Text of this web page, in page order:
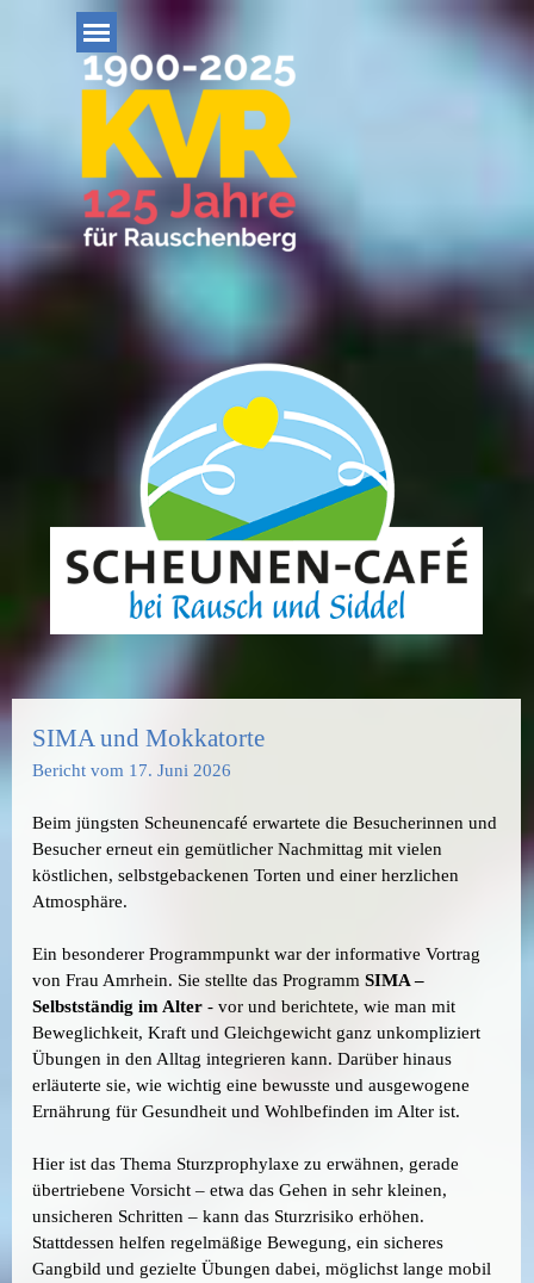
Direkt zum Seiteninhalt
SIMA und Mokkatorte
Bericht vom 17. Juni 2026
Beim jüngsten Scheunencafé erwartete die Besucherinnen und
Besucher erneut ein gemütlicher Nachmittag mit vielen
köstlichen, selbstgebackenen Torten und einer herzlichen
Atmosphäre.
Ein besonderer Programmpunkt war der informative Vortrag
von Frau Amrhein. Sie stellte das Programm SIMA –
Selbstständig im Alter - vor und berichtete, wie man mit
Beweglichkeit, Kraft und Gleichgewicht ganz unkompliziert
Übungen in den Alltag integrieren kann. Darüber hinaus
erläuterte sie, wie wichtig eine bewusste und ausgewogene
Ernährung für Gesundheit und Wohlbefinden im Alter ist.
Hier ist das Thema Sturzprophylaxe zu erwähnen, gerade
übertriebene Vorsicht – etwa das Gehen in sehr kleinen,
unsicheren Schritten – kann das Sturzrisiko erhöhen.
Stattdessen helfen regelmäßige Bewegung, ein sicheres
Gangbild und gezielte Übungen dabei, möglichst lange mobil